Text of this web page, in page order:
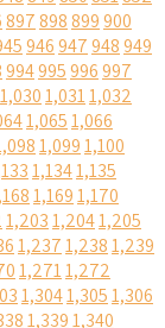
897898899900
946947948949
994995996997
1,0301,0311,032
1,0651,066
1,0991,100
1,1341,135
1,1691,170
1,2031,2041,205
1,2371,2381,239
1,2711,272
1,3041,3051,306
1,3391,340